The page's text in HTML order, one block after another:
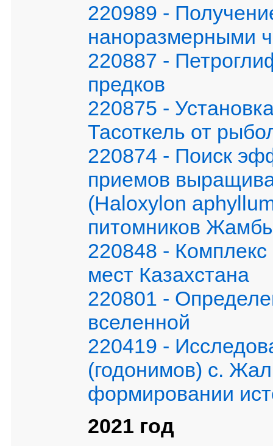
220989 -
наноразмерными
220887 -
предков
220875 -
Тасоткель от
220874 - Поиск
приемов
(Haloxylon
питомников
220848 -
мест Казахстана
220801 -
вселенной
220419 -
(годонимов) с.
формировании
2021 год